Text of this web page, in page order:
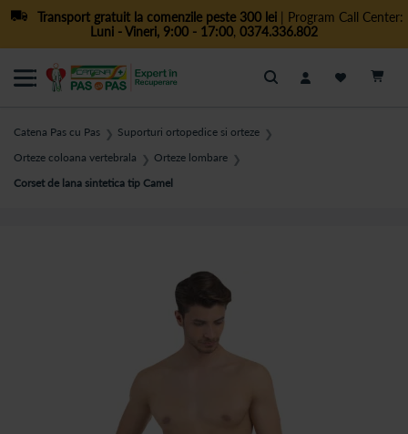
Transport gratuit la comenzile peste 300 lei| Program Call Center:
Luni - Vineri, 9:00 - 17:00, 0374.336.802
Cautare
Catena Pas cu Pas ❯ Suporturi ortopedice si orteze ❯
Orteze coloana vertebrala ❯ Orteze lombare ❯
Corset de lana sintetica tip Camel